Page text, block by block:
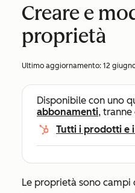
Creare e
proprietà
Ultimo aggiornamento: 12
Disponibile con uno
abbonamenti,
Tutti i prodotti e
Le proprietà sono campi